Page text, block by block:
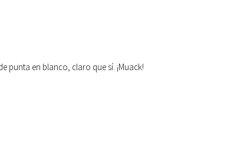
punta en blanco, claro que sí. ¡Muack!